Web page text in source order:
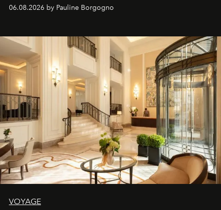
06.08.2026 by Pauline Borgogno
VOYAGE